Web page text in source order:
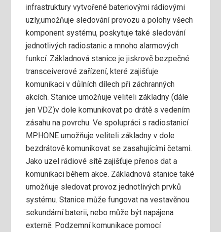
infrastruktury vytvořené bateriovými rádiovými
uzly,umožňuje sledování provozu a polohy všech
komponent systému, poskytuje také sledování
jednotlivých radiostanic a mnoho alarmových
funkcí. Základnová stanice je jiskrově bezpečné
transceiverové zařízení, které zajišťuje
komunikaci v důlních dílech při záchranných
akcích. Stanice umožňuje veliteli základny (dále
jen VDZ)v dole komunikovat po drátě s vedením
zásahu na povrchu. Ve spolupráci s radiostanicí
MPHONE umožňuje veliteli základny v dole
bezdrátově komunikovat se zasahujícími četami.
Jako uzel rádiové sítě zajišťuje přenos dat a
komunikaci během akce. Základnová stanice také
umožňuje sledovat provoz jednotlivých prvků
systému. Stanice může fungovat na vestavěnou
sekundární baterii, nebo může být napájena
externě. Podzemní komunikace pomocí